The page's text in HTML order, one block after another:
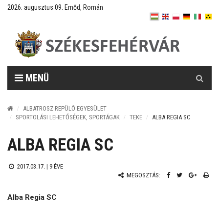
2026. augusztus 09. Emőd, Román
MENÜ
ALBATROSZ REPÜLŐ EGYESÜLET
SPORTOLÁSI LEHETŐSÉGEK, SPORTÁGAK
TEKE ALBA REGIA SC
ALBA REGIA SC
2017.03.17. | 9 ÉVE
MEGOSZTÁS:
Alba Regia SC